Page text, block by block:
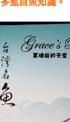
虱目魚知識。